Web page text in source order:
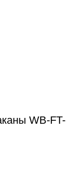
WB-FT-